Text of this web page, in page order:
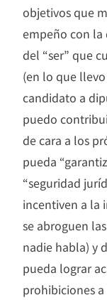
objetivos que
empeño con la
del “ser” que
(en lo que
candidato a
puedo
de cara a los
pueda
“seguridad
incentiven a la
se abroguen
nadie habla) y
pueda lograr
prohibiciones